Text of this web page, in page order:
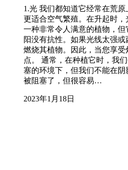
1.光 我们都知道它经常在荒
更适合空气繁殖。在升起时
一种非常令人满意的植物，
阳没有抗性。如果光线太强
燃烧其植物。因此，当您享
点。 通常，在种植它时，我
塞的环境下，但我们不能在
被阻塞了，但很容易…
2023年1月18日